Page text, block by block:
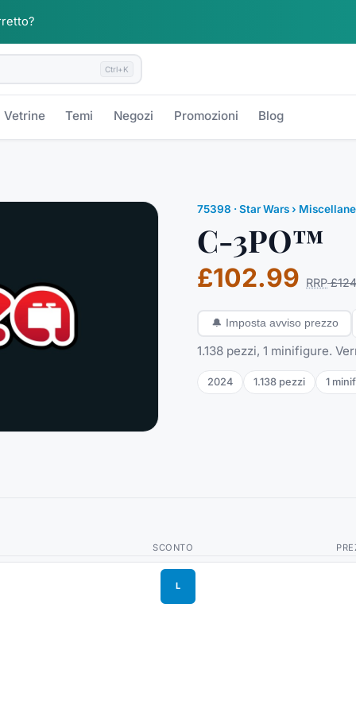
Ctrl+K
Vetrine Temi Negozi Promozioni Blog
75398 ·Star Wars›
C-3PO™
£102.99 RRP
🔔 Imposta avviso prezzo
1.138 pezzi, 1 minifigure.
2024 1.138 pezzi 1
SCONTO
L